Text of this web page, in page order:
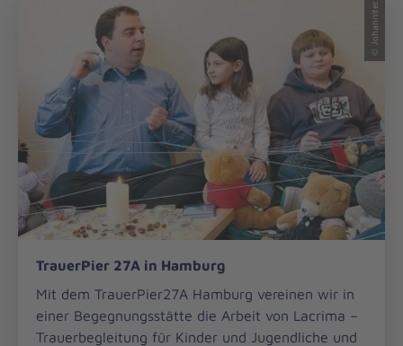
© Johanniter
TrauerPier 27A in Hamburg
Mit dem TrauerPier27A Hamburg vereinen wir in
einer Begegnungsstätte die Arbeit von Lacrima –
Trauerbegleitung für Kinder und Jugendliche und
27A
in
Hamburg